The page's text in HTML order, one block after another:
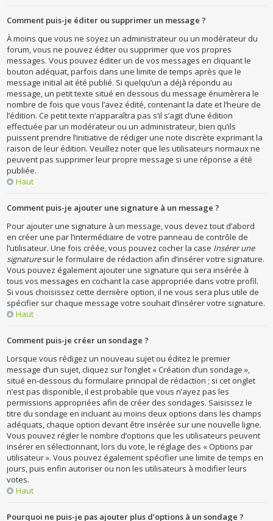
Comment puis-je éditer ou supprimer un message ?
À moins que vous ne soyez un administrateur ou un modérateur du
forum, vous ne pouvez éditer ou supprimer que vos propres
messages. Vous pouvez éditer un de vos messages en cliquant le
bouton adéquat, parfois dans une limite de temps après que le
message initial ait été publié. Si quelqu’un a déjà répondu au
message, un petit texte situé en dessous du message énumèrera le
nombre de fois que vous l’avez édité, contenant la date et l’heure de
l’édition. Ce petit texte n’apparaîtra pas s’il s’agit d’une édition
effectuée par un modérateur ou un administrateur, bien qu’ils
puissent prendre l’initiative de rédiger une note discrète exprimant la
raison de leur édition. Veuillez noter que les utilisateurs normaux ne
peuvent pas supprimer leur propre message si une réponse a été
publiée.
Haut
Comment puis-je ajouter une signature à un message ?
Pour ajouter une signature à un message, vous devez tout d’abord
en créer une par l’intermédiaire de votre panneau de contrôle de
l’utilisateur. Une fois créée, vous pouvez cocher la case Insérer une
signaturesur le formulaire de rédaction afin d’insérer votre signature.
Vous pouvez également ajouter une signature qui sera insérée à
tous vos messages en cochant la case appropriée dans votre profil.
Si vous choisissez cette dernière option, il ne vous sera plus utile de
spécifier sur chaque message votre souhait d’insérer votre signature.
Haut
Comment puis-je créer un sondage ?
Lorsque vous rédigez un nouveau sujet ou éditez le premier
message d’un sujet, cliquez sur l’onglet « Création d’un sondage »,
situé en-dessous du formulaire principal de rédaction ; si cet onglet
n’est pas disponible, il est probable que vous n’ayez pas les
permissions appropriées afin de créer des sondages. Saisissez le
titre du sondage en incluant au moins deux options dans les champs
adéquats, chaque option devant être insérée sur une nouvelle ligne.
Vous pouvez régler le nombre d’options que les utilisateurs peuvent
insérer en sélectionnant, lors du vote, le réglage des « Options par
utilisateur ». Vous pouvez également spécifier une limite de temps en
jours, puis enfin autoriser ou non les utilisateurs à modifier leurs
votes.
Haut
Pourquoi ne puis-je pas ajouter plus d’options à un sondage ?